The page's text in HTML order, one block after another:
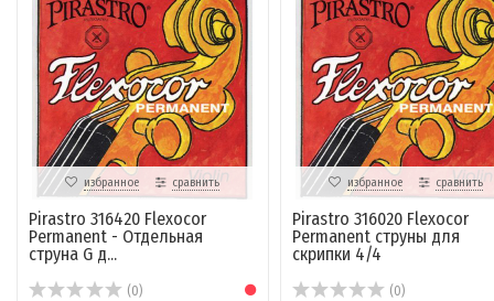
избранное сравнить
Pirastro 316420 Flexocor
Permanent - Отдельная
струна G д...
(0)
избранное сравнить
Pirastro 316020 Flexocor
Permanent струны для
скрипки 4/4
(0)